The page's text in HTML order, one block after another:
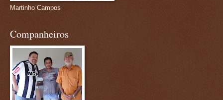
Martinho Campos
Companheiros